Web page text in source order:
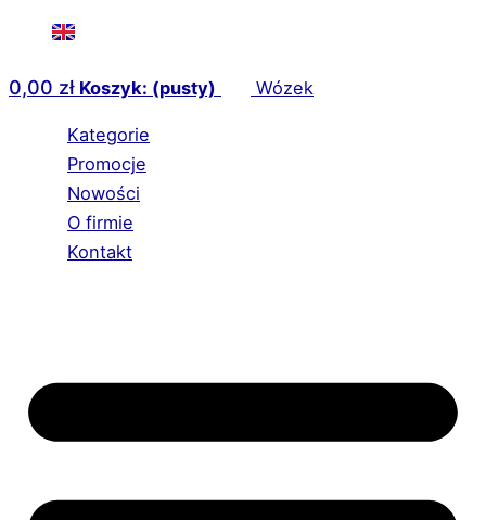
0,00 zł Koszyk: (pusty) Wózek
Kategorie
Promocje
Nowości
O firmie
Kontakt